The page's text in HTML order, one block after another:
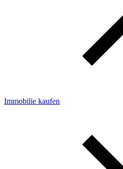
Immobilie kaufen